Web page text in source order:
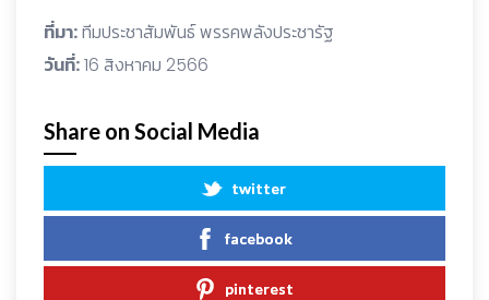
ที่มา:ทีมประชาสัมพันธ์ พรรคพลังประชารัฐ
วันที่:16 สิงหาคม 2566
Share on Social Media
twitter
facebook
pinterest